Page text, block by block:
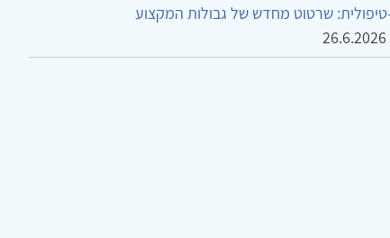
שרטוט מחדש של גבולות המקצוע
26.6.2026